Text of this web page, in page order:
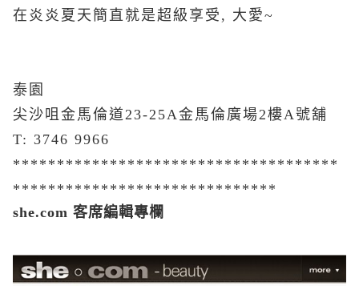
在炎炎夏天簡直就是超級享受, 大愛~
泰園
尖沙咀金馬倫道23-25A金馬倫廣場2樓A號舖
T: 3746 9966
*************************************
******************************
she.com 客席編輯專欄